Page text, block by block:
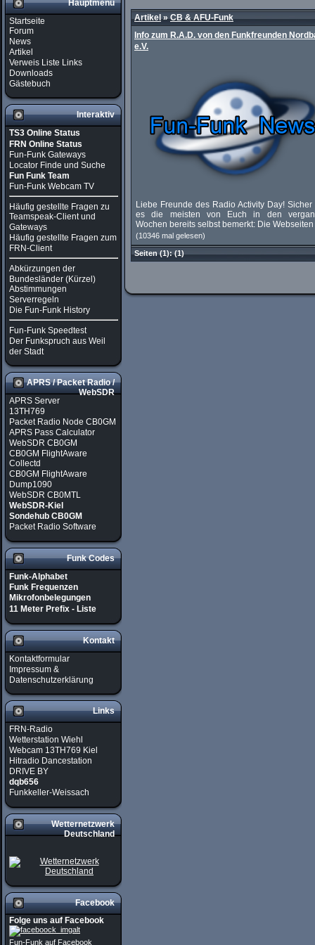
Hauptmenü
Startseite
Forum
News
Artikel
Verweis Liste Links
Downloads
Gästebuch
Interaktiv
TS3 Online Status
FRN Online Status
Fun-Funk Gateways
Locator Finde und Suche
Fun Funk Team
Fun-Funk Webcam TV
Häufig gestellte Fragen zu
Teamspeak-Client und
Gateways
Häufig gestellte Fragen zum
FRN-Client
Abkürzungen der
Bundesländer (Kürzel)
Abstimmungen
Serverregeln
Die Fun-Funk History
Fun-Funk Speedtest
Der Funkspruch aus Weil
der Stadt
APRS / Packet Radio /
WebSDR
APRS Server
13TH769
Packet Radio Node CB0GM
APRS Pass Calculator
WebSDR CB0GM
CB0GM FlightAware
Collectd
CB0GM FlightAware
Dump1090
WebSDR CB0MTL
WebSDR-Kiel
Sondehub CB0GM
Packet Radio Software
Funk Codes
Funk-Alphabet
Funk Frequenzen
Mikrofonbelegungen
11 Meter Prefix - Liste
Kontakt
Kontaktformular
Impressum &
Datenschutzerklärung
Links
FRN-Radio
Wetterstation Wiehl
Webcam 13TH769 Kiel
Hitradio Dancestation
DRIVE BY
dqb656
Funkkeller-Weissach
Wetternetzwerk
Deutschland
Facebook
Folge uns auf Facebook
Fun-Funk auf Facebook
Artikel» CB & AFU-Funk
Info zum R.A.D. von den Funkfreunden
e.V.
Liebe Freunde des Radio Activity Day! Sicher
es die meisten von Euch in den
Wochen bereits selbst bemerkt: Die Webseiten
(10346 mal gelesen)
Seiten(1):(1)